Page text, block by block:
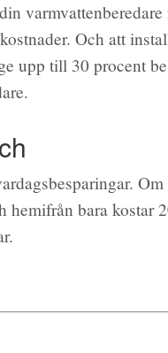
Och att
upp till 30 procent
hemifrån bara kostar